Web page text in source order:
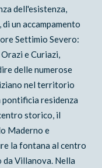
dell'esistenza,
un accampamento
Settimio Severo:
e Curiazi,
delle numerose
nel territorio
residenza
storico, il
Maderno e
la fontana al centro
da Villanova. Nella